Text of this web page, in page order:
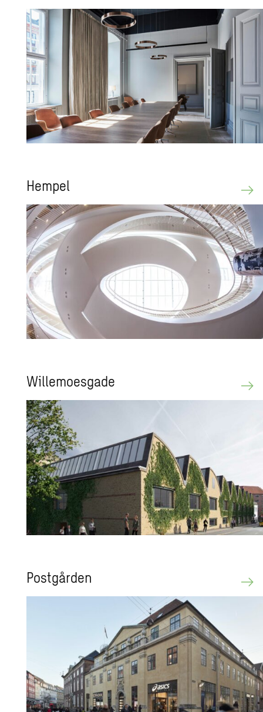
Hem­pel
Wil­lemo­es­ga­de
Po­st­går­den